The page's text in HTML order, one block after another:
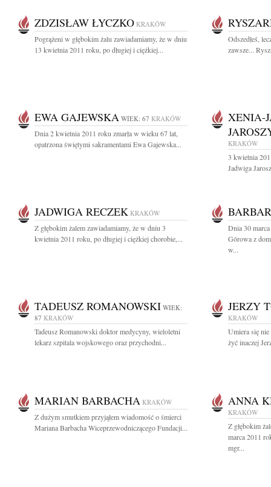
ZDZISŁAW ŁYCZKO KRAKÓW
Pogrążeni w głębokim żalu zawiadamiamy, że w dniu
13 kwietnia 2011 roku, po długiej i ciężkiej...
Odszedłeś,
zawsze...
EWA GAJEWSKA WIEK: 67 KRAKÓW
Dnia 2 kwietnia 2011 roku zmarła w wieku 67 lat,
opatrzona świętymi sakramentami Ewa Gajewska...
XENIA-
KRAKÓW
3 kwietnia
Jadwiga
JADWIGA RECZEK KRAKÓW
Z głębokim żalem zawiadamiamy, że w dniu 3
kwietnia 2011 roku, po długiej i ciężkiej chorobie,...
Dnia 30
Górowa z
w...
TADEUSZ ROMANOWSKI WIEK:
87 KRAKÓW
Tadeusz Romanowski doktor medycyny, wieloletni
lekarz szpitala wojskowego oraz przychodni...
JERZY
KRAKÓW
Umiera się
żyć inaczej
MARIAN BARBACHA KRAKÓW
Z dużym smutkiem przyjąłem wiadomość o śmierci
Mariana Barbacha Wiceprzewodniczącego Fundacji...
ANNA
KRAKÓW
Z głębokim
marca 2011
mgr...